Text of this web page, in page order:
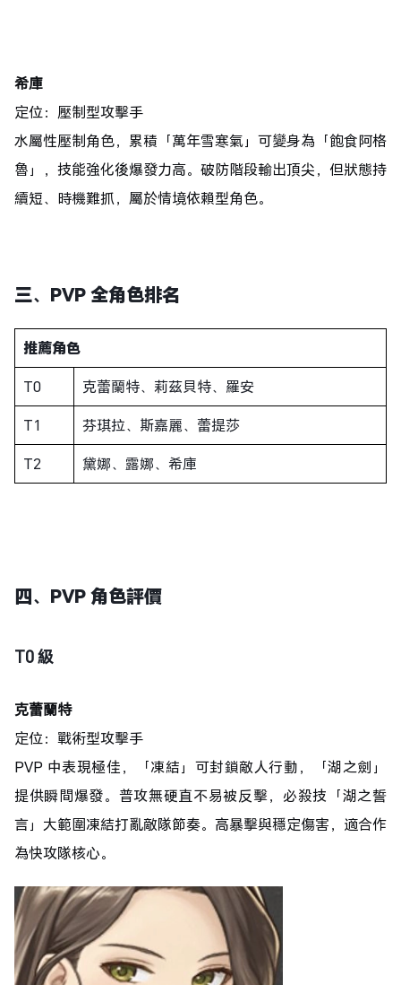
希庫
定位：壓制型攻擊手
水屬性壓制角色，累積「萬年雪寒氣」可變身為「飽食阿格
魯」，技能強化後爆發力高。破防階段輸出頂尖，但狀態持
續短、時機難抓，屬於情境依賴型角色。
三、 PVP 全角色排名
推薦角色
T0 克蕾蘭特、莉茲貝特、羅安
T1 芬琪拉、斯嘉麗、蕾提莎
T2 黛娜、露娜、希庫
四、PVP 角色評價
T0級
克蕾蘭特
定位：戰術型攻擊手
PVP 中表現極佳，「凍結」可封鎖敵人行動，「湖之劍」
提供瞬間爆發。普攻無硬直不易被反擊，必殺技「湖之誓
言」大範圍凍結打亂敵隊節奏。高暴擊與穩定傷害，適合作
為快攻隊核心。